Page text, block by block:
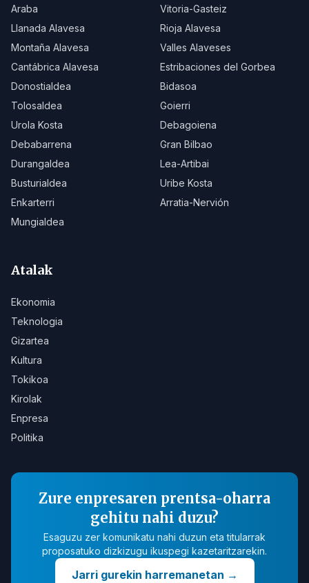
Araba
Vitoria-Gasteiz
Llanada Alavesa
Rioja Alavesa
Montaña Alavesa
Valles Alaveses
Cantábrica Alavesa
Estribaciones del Gorbea
Donostialdea
Bidasoa
Tolosaldea
Goierri
Urola Kosta
Debagoiena
Debabarrena
Gran Bilbao
Durangaldea
Lea-Artibai
Busturialdea
Uribe Kosta
Enkarterri
Arratia-Nervión
Mungialdea
Atalak
Ekonomia
Teknologia
Gizartea
Kultura
Tokikoa
Kirolak
Enpresa
Politika
Zure enpresaren prentsa-oharra
gehitu nahi duzu?
Esaguzu zer komunikatu nahi duzun eta titularrak
proposatuko dizkizugu ikuspegi kazetaritzarekin.
Jarri gurekin harremanetan →